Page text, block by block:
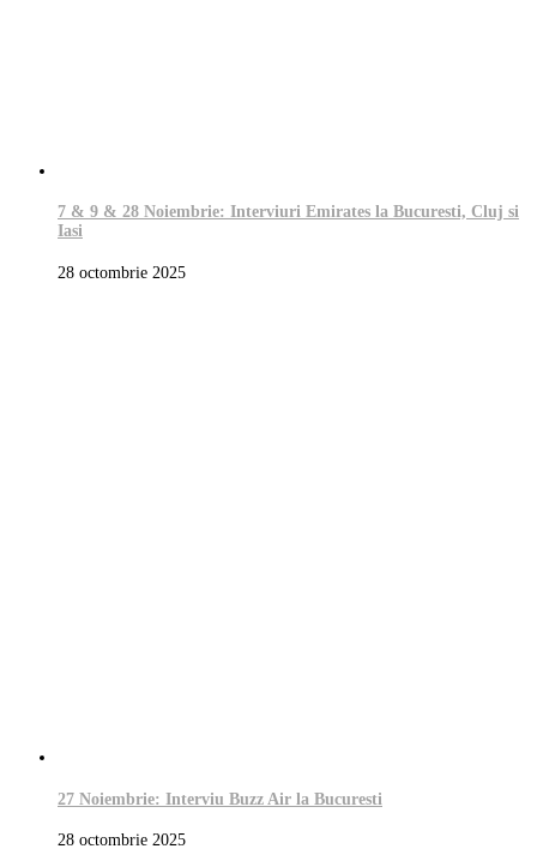
7 & 9 & 28 Noiembrie: Interviuri Emirates la Bucuresti, Cluj si
Iasi
28 octombrie 2025
27 Noiembrie: Interviu Buzz Air la Bucuresti
28 octombrie 2025